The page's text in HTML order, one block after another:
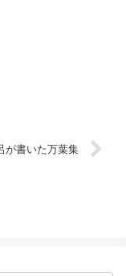
が書いた万葉集